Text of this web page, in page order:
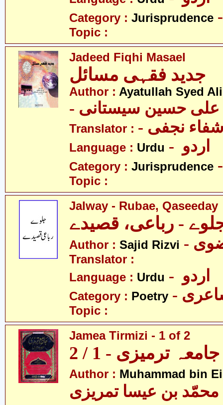
Category : Jurisprudence
Topic :
Jadeed Fiqhi Masael
جدید فقہی مسائل
Author : Ayatullah Syed
علی حسین سیستانی
Translator :
Language : Urdu
Category : Jurisprudence
Topic :
Jalway - Rubae, Qaseeday
- رباعی، قصیدے
Author : Sajid Rizvi
Translator :
Language : Urdu
Category : Poetry
Topic :
Jamea Tirmizi - 1 of 2
جامعہ ترمیزی - 1 / 2
Author : Muhammad bin